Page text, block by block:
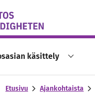
käsittely
Etusivu Ajankohtaista